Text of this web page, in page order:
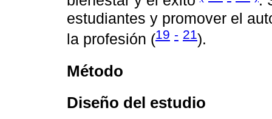
estudiantes y promover el
la profesión (19 - 21).
Método
Diseño del estudio